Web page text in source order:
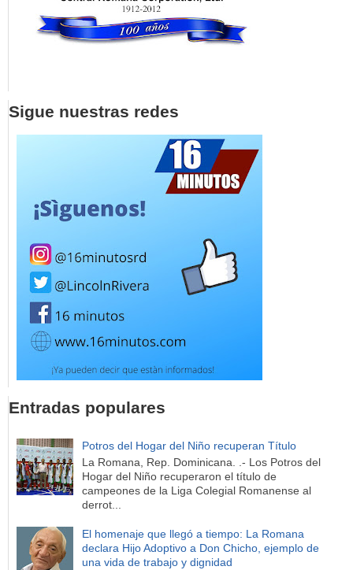
Sigue nuestras redes
Entradas populares
Potros del Hogar del Niño recuperan Título
La Romana, Rep. Dominicana. .- Los Potros del
Hogar del Niño recuperaron el título de
campeones de la Liga Colegial Romanense al
derrot...
El homenaje que llegó a tiempo: La Romana
declara Hijo Adoptivo a Don Chicho, ejemplo de
una vida de trabajo y dignidad